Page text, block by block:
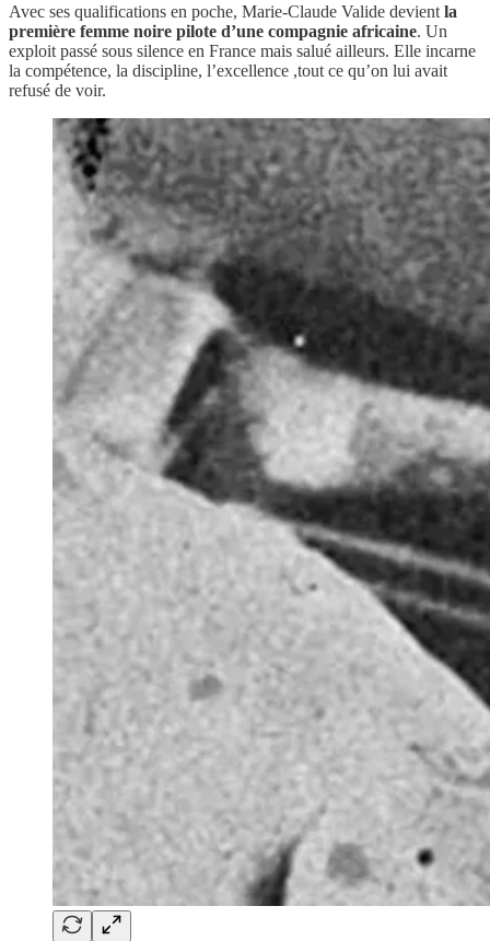
Avec ses qualifications en poche, Marie-Claude Valide devient la
première femme noire pilote d’une compagnie africaine. Un
exploit passé sous silence en France mais salué ailleurs. Elle incarne
la compétence, la discipline, l’excellence ,tout ce qu’on lui avait
refusé de voir.